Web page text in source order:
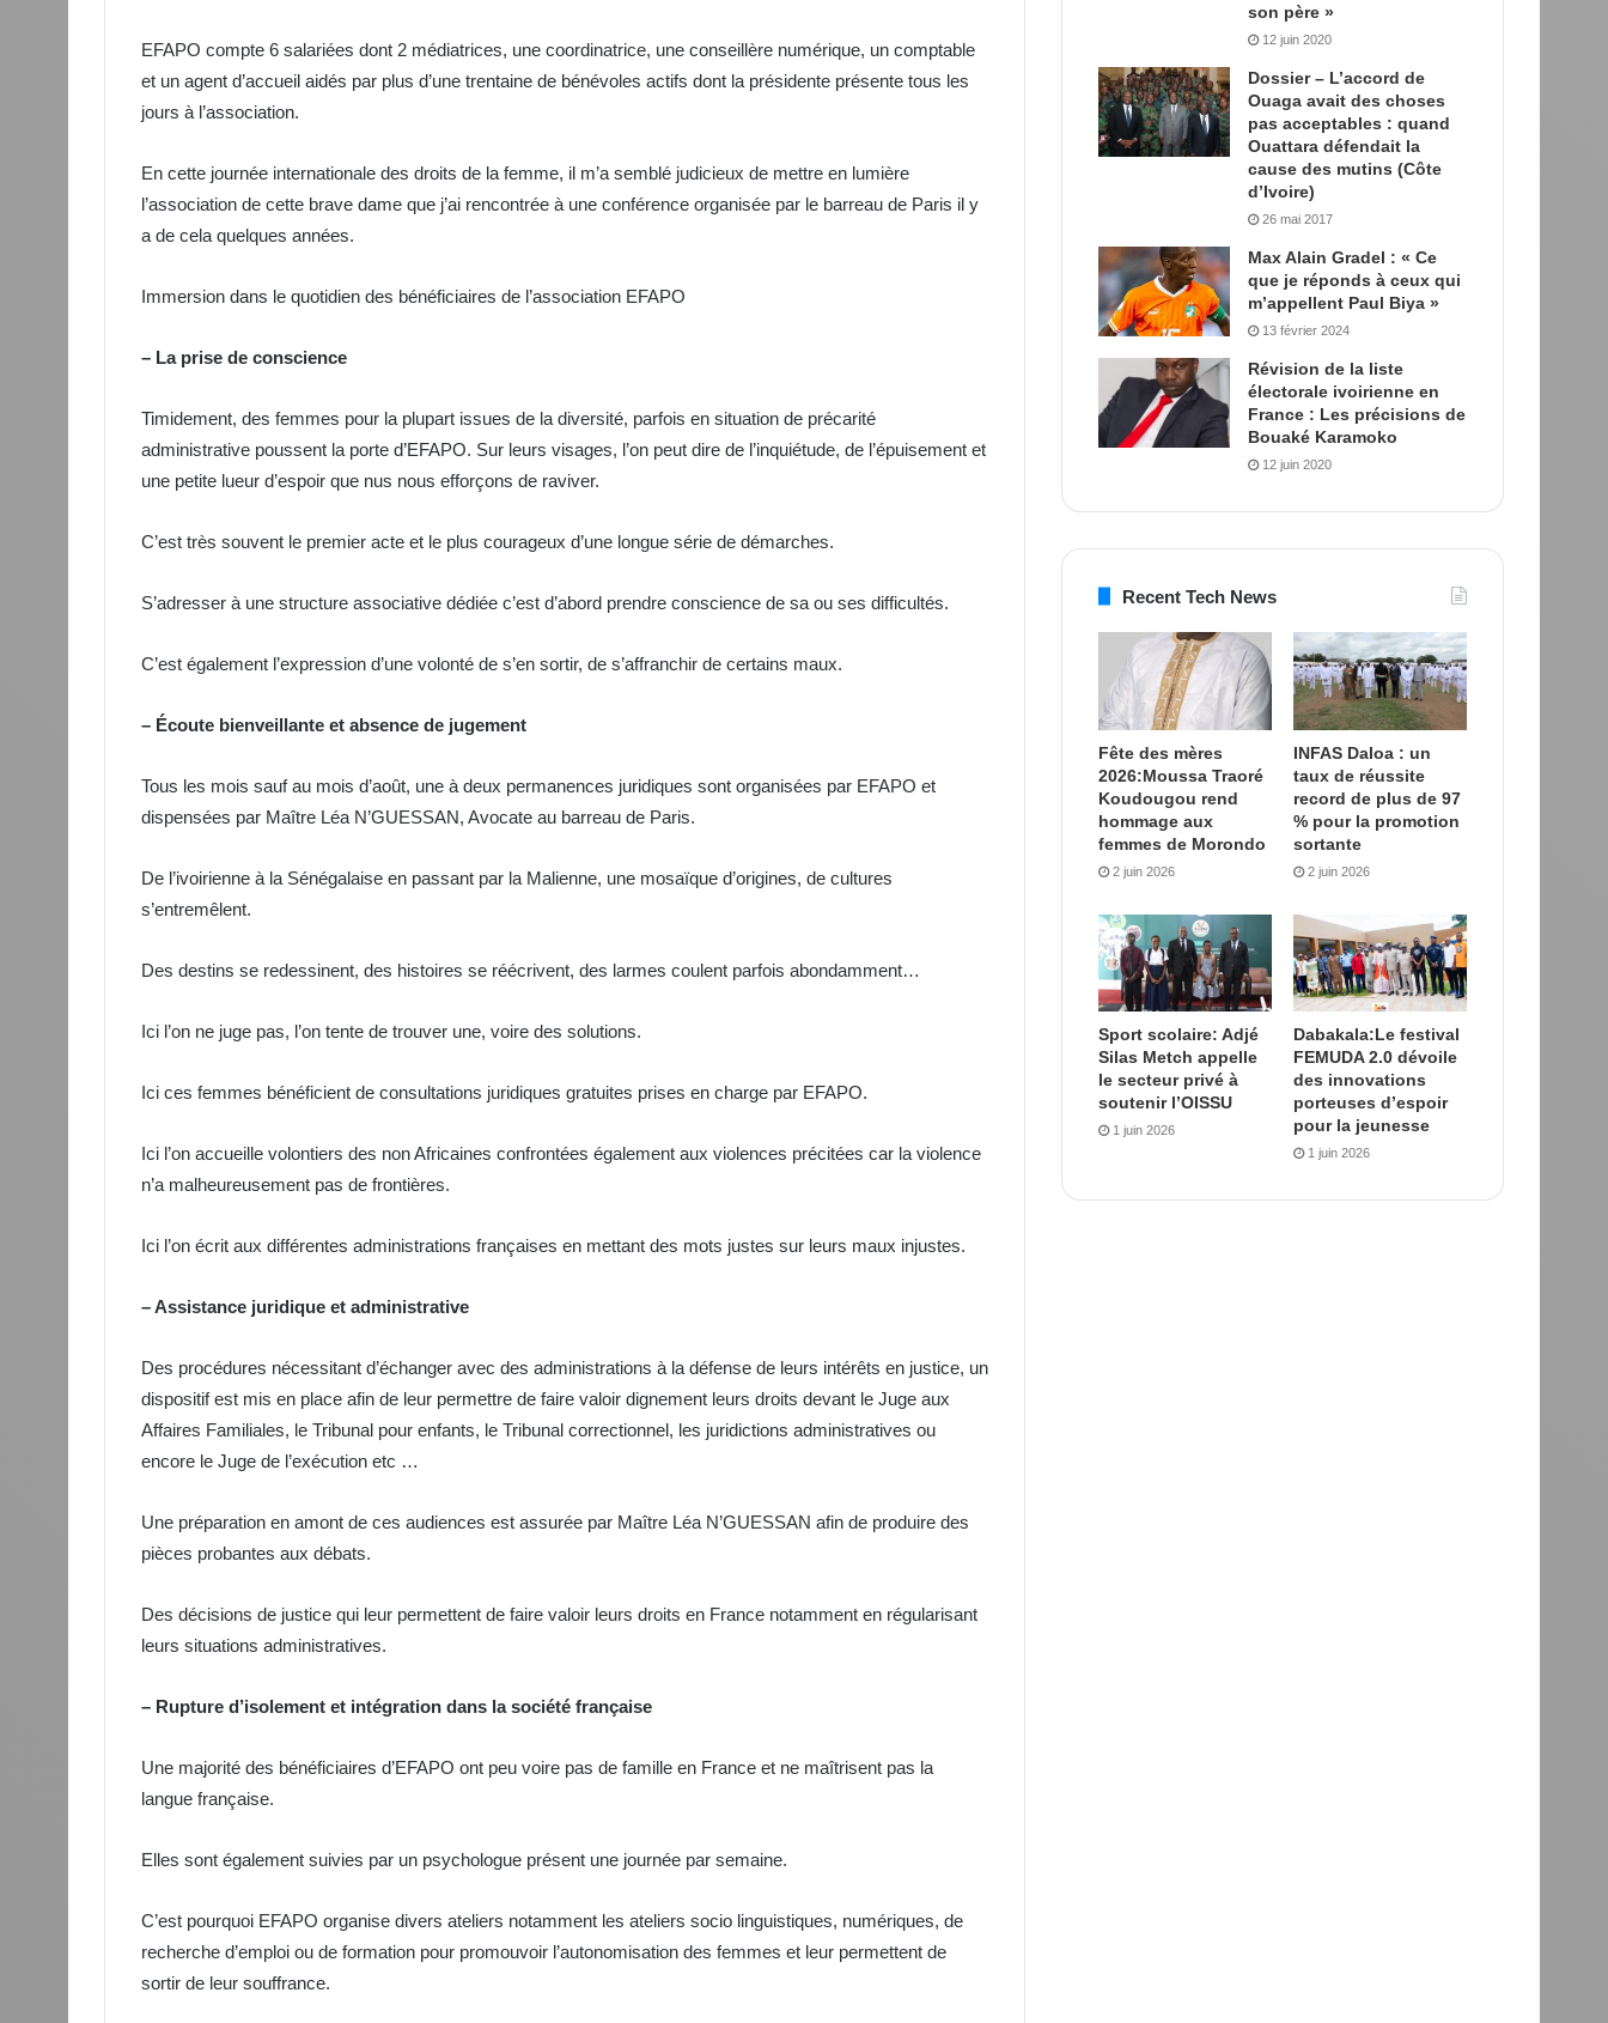
EFAPO compte 6 salariées dont 2 médiatrices, une coordinatrice, une conseillère numérique, un comptable
et un agent d’accueil aidés par plus d’une trentaine de bénévoles actifs dont la présidente présente tous les
jours à l’association.
En cette journée internationale des droits de la femme, il m’a semblé judicieux de mettre en lumière
l’association de cette brave dame que j’ai rencontrée à une conférence organisée par le barreau de Paris il y
a de cela quelques années.
Immersion dans le quotidien des bénéficiaires de l’association EFAPO
– La prise de conscience
Timidement, des femmes pour la plupart issues de la diversité, parfois en situation de précarité
administrative poussent la porte d’EFAPO. Sur leurs visages, l’on peut dire de l’inquiétude, de l’épuisement et
une petite lueur d’espoir que nus nous efforçons de raviver.
C’est très souvent le premier acte et le plus courageux d’une longue série de démarches.
S’adresser à une structure associative dédiée c’est d’abord prendre conscience de sa ou ses difficultés.
C’est également l’expression d’une volonté de s’en sortir, de s’affranchir de certains maux.
– Écoute bienveillante et absence de jugement
Tous les mois sauf au mois d’août, une à deux permanences juridiques sont organisées par EFAPO et
dispensées par Maître Léa N’GUESSAN, Avocate au barreau de Paris.
De l’ivoirienne à la Sénégalaise en passant par la Malienne, une mosaïque d’origines, de cultures
s’entremêlent.
Des destins se redessinent, des histoires se réécrivent, des larmes coulent parfois abondamment…
Ici l’on ne juge pas, l’on tente de trouver une, voire des solutions.
Ici ces femmes bénéficient de consultations juridiques gratuites prises en charge par EFAPO.
Ici l’on accueille volontiers des non Africaines confrontées également aux violences précitées car la violence
n’a malheureusement pas de frontières.
Ici l’on écrit aux différentes administrations françaises en mettant des mots justes sur leurs maux injustes.
– Assistance juridique et administrative
Des procédures nécessitant d’échanger avec des administrations à la défense de leurs intérêts en justice, un
dispositif est mis en place afin de leur permettre de faire valoir dignement leurs droits devant le Juge aux
Affaires Familiales, le Tribunal pour enfants, le Tribunal correctionnel, les juridictions administratives ou
encore le Juge de l’exécution etc …
Une préparation en amont de ces audiences est assurée par Maître Léa N’GUESSAN afin de produire des
pièces probantes aux débats.
Des décisions de justice qui leur permettent de faire valoir leurs droits en France notamment en régularisant
leurs situations administratives.
– Rupture d’isolement et intégration dans la société française
Une majorité des bénéficiaires d’EFAPO ont peu voire pas de famille en France et ne maîtrisent pas la
langue française.
Elles sont également suivies par un psychologue présent une journée par semaine.
C’est pourquoi EFAPO organise divers ateliers notamment les ateliers socio linguistiques, numériques, de
recherche d’emploi ou de formation pour promouvoir l’autonomisation des femmes et leur permettent de
sortir de leur souffrance.
son père »
12 juin 2020
Dossier – L’accord de
Ouaga avait des choses
pas acceptables : quand
Ouattara défendait la
cause des mutins (Côte
d’Ivoire)
26 mai 2017
Max Alain Gradel : « Ce
que je réponds à ceux qui
m’appellent Paul Biya »
13 février 2024
Révision de la liste
électorale ivoirienne en
France : Les précisions de
Bouaké Karamoko
12 juin 2020
Recent Tech News
Fête des mères
2026:Moussa Traoré
Koudougou rend
hommage aux
femmes de Morondo
2 juin 2026
INFAS Daloa : un
taux de réussite
record de plus de 97
% pour la promotion
sortante
2 juin 2026
Sport scolaire: Adjé
Silas Metch appelle
le secteur privé à
soutenir l’OISSU
1 juin 2026
Dabakala:Le festival
FEMUDA 2.0 dévoile
des innovations
porteuses d’espoir
pour la jeunesse
1 juin 2026